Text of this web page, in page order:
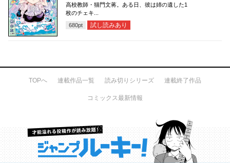
高校教師・猫門文蒋。ある日、彼は姉の遺した1
枚のチェキ...
680pt 試し読みあり
TOPへ 連載作品一覧 読み切りシリーズ 連載終了作品
コミックス最新情報